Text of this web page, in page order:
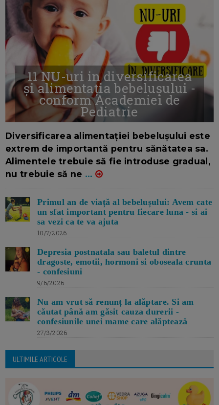
11 NU-uri in diversificarea
și alimentația bebelușului -
conform Academiei de
Pediatrie
Diversificarea alimentației bebelușului este
extrem de importantă pentru sănătatea sa.
Alimentele trebuie să fie introduse gradual,
nu trebuie să ne ...
Primul an de viață al bebelușului: Avem cate
un sfat important pentru fiecare luna - si ai
sa vezi ca te va ajuta
10/7/2026
Depresia postnatala sau baletul dintre
dragoste, emotii, hormoni si oboseala crunta
- confesiuni
9/6/2026
Nu am vrut să renunț la alăptare. Si am
căutat până am găsit cauza durerii -
confesiunile unei mame care alăptează
27/3/2026
ULTIMILE ARTICOLE